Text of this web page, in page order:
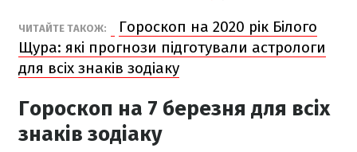
ЧИТАЙТЕ ТАКОЖ:
Гороскоп на 2020 рік Білого
Щура: які прогнози підготували астрологи
для всіх знаків зодіаку
Гороскоп на 7 березня для всіх
знаків зодіаку